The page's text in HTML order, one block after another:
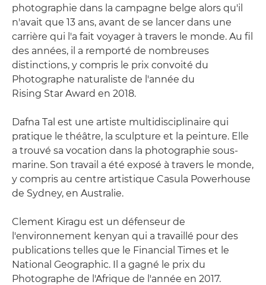
photographie dans la campagne belge alors qu'il
n'avait que 13 ans, avant de se lancer dans une
carrière qui l'a fait voyager à travers le monde. Au fil
des années, il a remporté de nombreuses
distinctions, y compris le prix convoité du
Photographe naturaliste de l'année du
Rising Star Award en 2018.
Dafna Tal est une artiste multidisciplinaire qui
pratique le théâtre, la sculpture et la peinture. Elle
a trouvé sa vocation dans la photographie sous-
marine. Son travail a été exposé à travers le monde,
y compris au centre artistique Casula Powerhouse
de Sydney, en Australie.
Clement Kiragu est un défenseur de
l'environnement kenyan qui a travaillé pour des
publications telles que le Financial Times et le
National Geographic. Il a gagné le prix du
Photographe de l'Afrique de l'année en 2017.